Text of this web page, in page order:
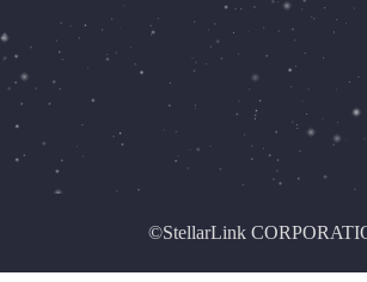
©StellarLink